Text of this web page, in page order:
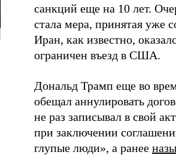
санкций еще на 10 лет.
стала мера, принятая уже
Иран, как известно,
ограничен въезд в США.
Дональд Трамп еще во
обещал аннулировать
не раз записывал в свой
при заключении
глупые люди», а ранее